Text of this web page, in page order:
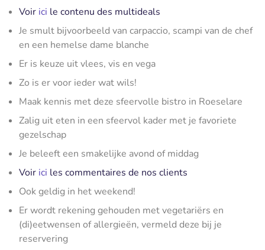
Voir ici le contenu des multideals
Je smult bijvoorbeeld van carpaccio, scampi van de chef
en een hemelse dame blanche
Er is keuze uit vlees, vis en vega
Zo is er voor ieder wat wils!
Maak kennis met deze sfeervolle bistro in Roeselare
Zalig uit eten in een sfeervol kader met je favoriete
gezelschap
Je beleeft een smakelijke avond of middag
Voir ici les commentaires de nos clients
Ook geldig in het weekend!
Er wordt rekening gehouden met vegetariërs en
(di)eetwensen of allergieën, vermeld deze bij je
reservering